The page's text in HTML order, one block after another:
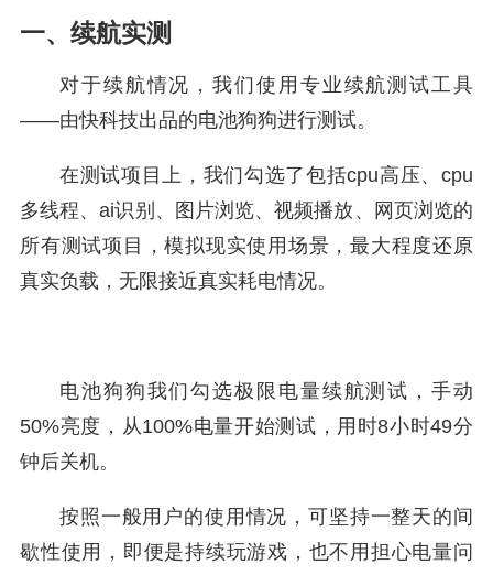
一、续航实测
对于续航情况，我们使用专业续航测试工具
——由快科技出品的电池狗狗进行测试。
在测试项目上，我们勾选了包括cpu高压、cpu
多线程、ai识别、图片浏览、视频播放、网页浏览的
所有测试项目，模拟现实使用场景，最大程度还原
真实负载，无限接近真实耗电情况。
电池狗狗我们勾选极限电量续航测试，手动
50%亮度，从100%电量开始测试，用时8小时49分
钟后关机。
按照一般用户的使用情况，可坚持一整天的间
歇性使用，即便是持续玩游戏，也不用担心电量问